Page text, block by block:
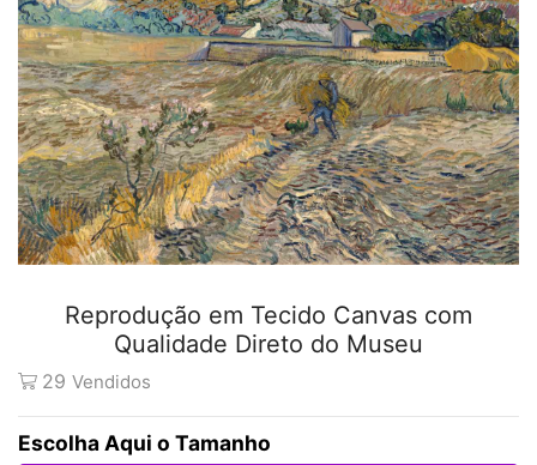
Reprodução em Tecido Canvas com
Qualidade Direto do Museu
29 Vendidos
Tamanho